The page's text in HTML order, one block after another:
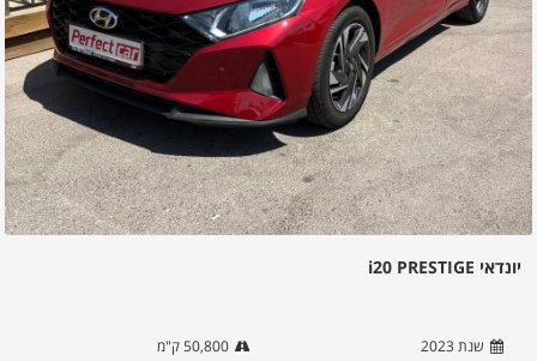
יונדאי i20 PRESTIGE
שנת 50,800ק"מ